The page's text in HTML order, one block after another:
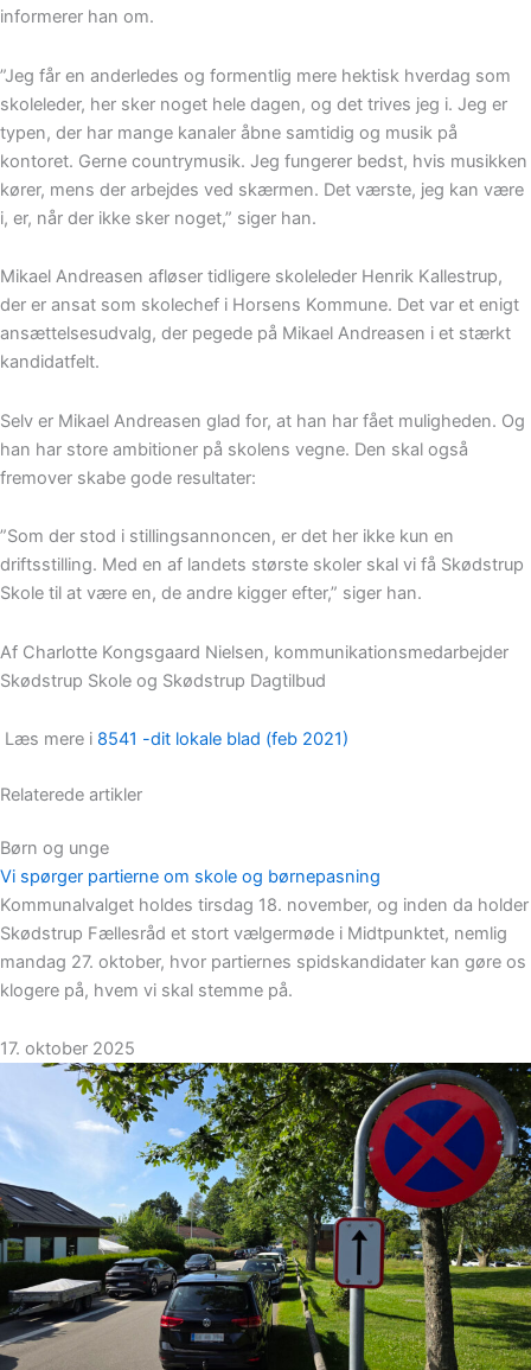
informerer han om.
”Jeg får en anderledes og formentlig mere hektisk hverdag som
skoleleder, her sker noget hele dagen, og det trives jeg i. Jeg er
typen, der har mange kanaler åbne samtidig og musik på
kontoret. Gerne countrymusik. Jeg fungerer bedst, hvis musikken
kører, mens der arbejdes ved skærmen. Det værste, jeg kan være
i, er, når der ikke sker noget,” siger han.
Mikael Andreasen afløser tidligere skoleleder Henrik Kallestrup,
der er ansat som skolechef i Horsens Kommune. Det var et enigt
ansættelsesudvalg, der pegede på Mikael Andreasen i et stærkt
kandidatfelt.
Selv er Mikael Andreasen glad for, at han har fået muligheden. Og
han har store ambitioner på skolens vegne. Den skal også
fremover skabe gode resultater:
”Som der stod i stillingsannoncen, er det her ikke kun en
driftsstilling. Med en af landets største skoler skal vi få Skødstrup
Skole til at være en, de andre kigger efter,” siger han.
Af Charlotte Kongsgaard Nielsen, kommunikationsmedarbejder
Skødstrup Skole og Skødstrup Dagtilbud
Læs mere i 8541 -dit lokale blad (feb 2021)
Relaterede artikler
Børn og unge
Vi spørger partierne om skole og børnepasning
Kommunalvalget holdes tirsdag 18. november, og inden da holder
Skødstrup Fællesråd et stort vælgermøde i Midtpunktet, nemlig
mandag 27. oktober, hvor partiernes spidskandidater kan gøre os
klogere på, hvem vi skal stemme på.
17. oktober 2025